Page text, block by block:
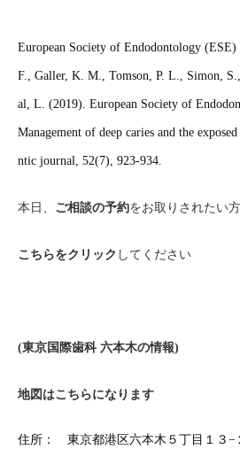
European Society of Endodontology
F., Galler, K. M., Tomson, P. L., Simon,
al, L. (2019). European Society of
Management of deep caries and the
ntic journal, 52(7), 923-934.
本日、 ご相談の予約をお取りされたい
こちらをクリック してください
(東京国際歯科 六本木の情報)
地図はこちらになります
住所： 東京都港区六本木５丁目１３−